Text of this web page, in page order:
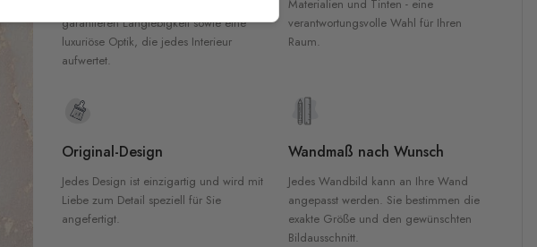
garantieren Langlebigkeit sowie eine
luxuriöse Optik, die jedes Interieur
aufwertet.
Materialien und Tinten - eine
verantwortungsvolle Wahl für Ihren
Raum.
Original-Design
Jedes Design ist einzigartig und wird mit
Liebe zum Detail speziell für Sie
angefertigt.
Wandmaß nach Wunsch
Jedes Wandbild kann an Ihre Wand
angepasst werden. Sie bestimmen die
exakte Größe und den gewünschten
Bildausschnitt.